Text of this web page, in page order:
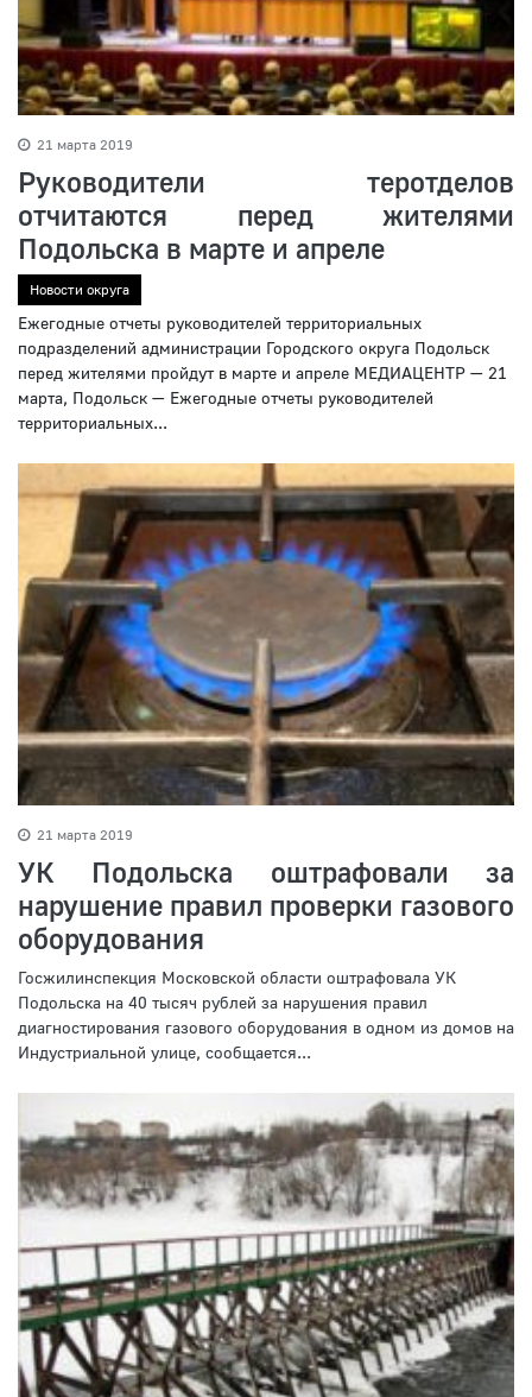
21 марта 2019
Руководители теротделов
отчитаются перед жителями
Подольска в марте и апреле
Новости округа
Ежегодные отчеты руководителей территориальных
подразделений администрации Городского округа Подольск
перед жителями пройдут в марте и апреле МЕДИАЦЕНТР — 21
марта, Подольск — Ежегодные отчеты руководителей
территориальных...
21 марта 2019
УК Подольска оштрафовали за
нарушение правил проверки газового
оборудования
Госжилинспекция Московской области оштрафовала УК
Подольска на 40 тысяч рублей за нарушения правил
диагностирования газового оборудования в одном из домов на
Индустриальной улице, сообщается...